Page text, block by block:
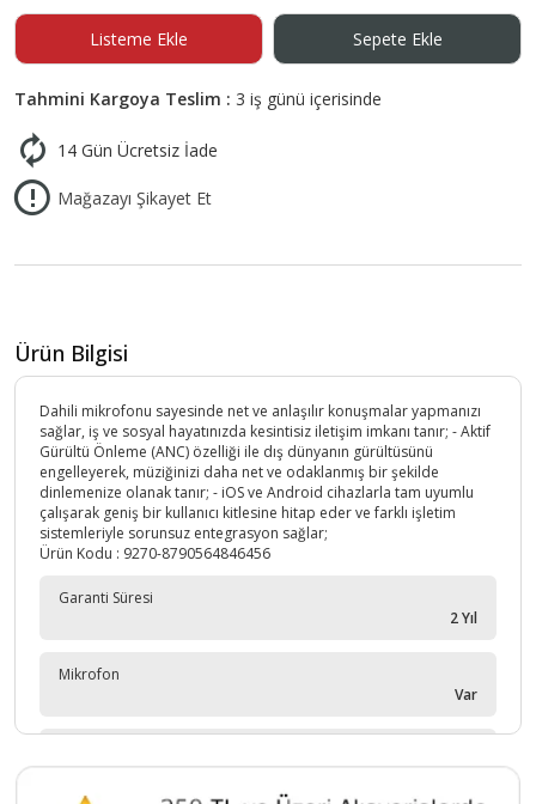
Listeme Ekle Sepete Ekle
Tahmini Kargoya Teslim : 3 iş günü içerisinde
14 Gün Ücretsiz İade
Mağazayı Şikayet Et
Ürün Bilgisi
Dahili mikrofonu sayesinde net ve anlaşılır konuşmalar yapmanızı
sağlar, iş ve sosyal hayatınızda kesintisiz iletişim imkanı tanır; - Aktif
Gürültü Önleme (ANC) özelliği ile dış dünyanın gürültüsünü
engelleyerek, müziğinizi daha net ve odaklanmış bir şekilde
dinlemenize olanak tanır; - iOS ve Android cihazlarla tam uyumlu
çalışarak geniş bir kullanıcı kitlesine hitap eder ve farklı işletim
sistemleriyle sorunsuz entegrasyon sağlar;
Ürün Kodu : 9270-8790564846456
Garanti Süresi
2 Yıl
Mikrofon
Var
İthalatçı Garantili